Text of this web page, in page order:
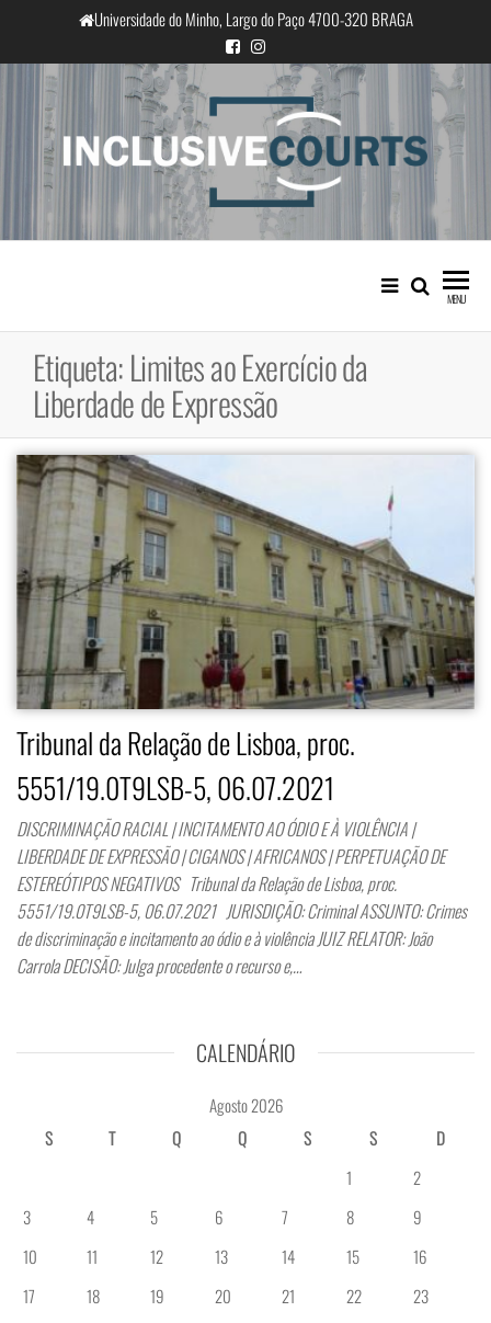
o
conteúdo
Universidade do Minho, Largo do Paço 4700-320 BRAGA
InclusiveCourts
Igualdade e diferença cultural na
prática judicial portuguesa
MENU
Etiqueta:Limites ao Exercício da
Liberdade de Expressão
Tribunal da Relação de Lisboa, proc.
5551/19.0T9LSB-5, 06.07.2021
DISCRIMINAÇÃO RACIAL | INCITAMENTO AO ÓDIO E À VIOLÊNCIA |
LIBERDADE DE EXPRESSÃO | CIGANOS | AFRICANOS | PERPETUAÇÃO DE
ESTEREÓTIPOS NEGATIVOS Tribunal da Relação de Lisboa, proc.
5551/19.0T9LSB-5, 06.07.2021 JURISDIÇÃO: Criminal ASSUNTO: Crimes
de discriminação e incitamento ao ódio e à violência JUIZ RELATOR: João
Carrola DECISÃO: Julga procedente o recurso e,…
CALENDÁRIO
Agosto 2026
S
T Q Q S S
D
1
2
3
4 5 6 7 8
9
10
11 12 13 14 15
16
17
18 19 20 21 22
23